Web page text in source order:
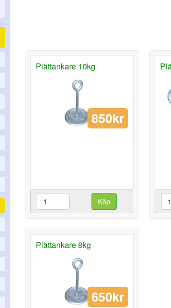
Plättankare 10kg
850kr
Köp
Plättankare 8kg
650kr